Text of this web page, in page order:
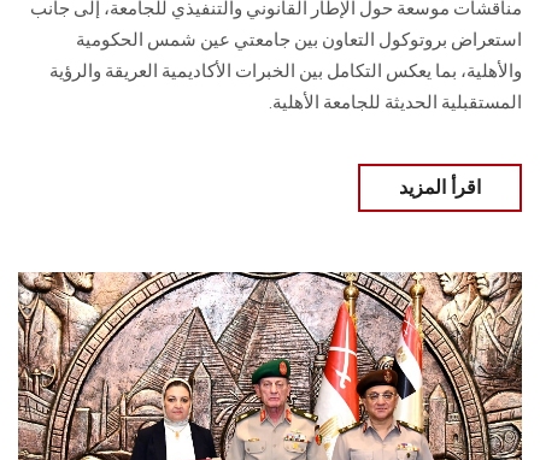
مناقشات موسعة حول الإطار القانوني والتنفيذي للجامعة، إلى جانب
استعراض بروتوكول التعاون بين جامعتي عين شمس الحكومية
والأهلية، بما يعكس التكامل بين الخبرات الأكاديمية العريقة والرؤية
المستقبلية الحديثة للجامعة الأهلية.
اقرأ المزيد